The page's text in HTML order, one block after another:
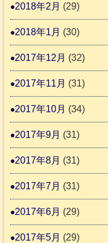
2018年2月 (29)
2018年1月 (30)
2017年12月 (32)
2017年11月 (31)
2017年10月 (34)
2017年9月 (31)
2017年8月 (31)
2017年7月 (31)
2017年6月 (29)
2017年5月 (29)